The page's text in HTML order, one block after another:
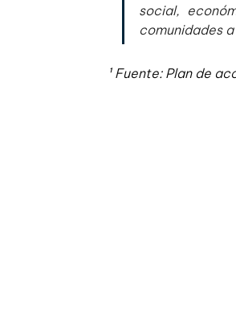
social,
comunidades
¹ Fuente: Plan de